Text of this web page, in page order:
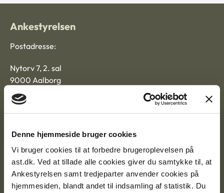
Denne hjemmeside bruger cookies
Vi bruger cookies til at forbedre brugeroplevelsen på
ast.dk. Ved at tillade alle cookies giver du samtykke til, at
Ankestyrelsen samt tredjeparter anvender cookies på
hjemmesiden, blandt andet til indsamling af statistik. Du
Ankestyrelsen
Postadresse:
Nytorv 7, 2. sal
9000 Aalborg
Ankestyrelsen København
EAN: 57 98 000 35 48 21